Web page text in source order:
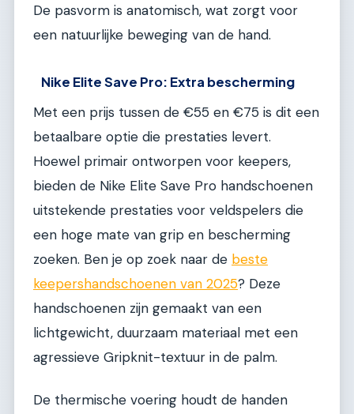
De pasvorm is anatomisch, wat zorgt voor
een natuurlijke beweging van de hand.
Nike Elite Save Pro: Extra bescherming
Met een prijs tussen de €55 en €75 is dit een
betaalbare optie die prestaties levert.
Hoewel primair ontworpen voor keepers,
bieden de Nike Elite Save Pro handschoenen
uitstekende prestaties voor veldspelers die
een hoge mate van grip en bescherming
zoeken. Ben je op zoek naar de beste
keepershandschoenen van 2025? Deze
handschoenen zijn gemaakt van een
lichtgewicht, duurzaam materiaal met een
agressieve Gripknit-textuur in de palm.
De thermische voering houdt de handen